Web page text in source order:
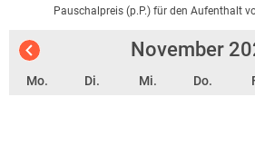
Pauschalpreis (p.P.) für den Aufenthalt
November
Mo. Di. Mi. Do.